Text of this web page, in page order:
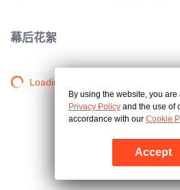
幕后花絮
Loading…
By using the website, you
Privacy Policy and the use of
accordance with our Cookie
Accept